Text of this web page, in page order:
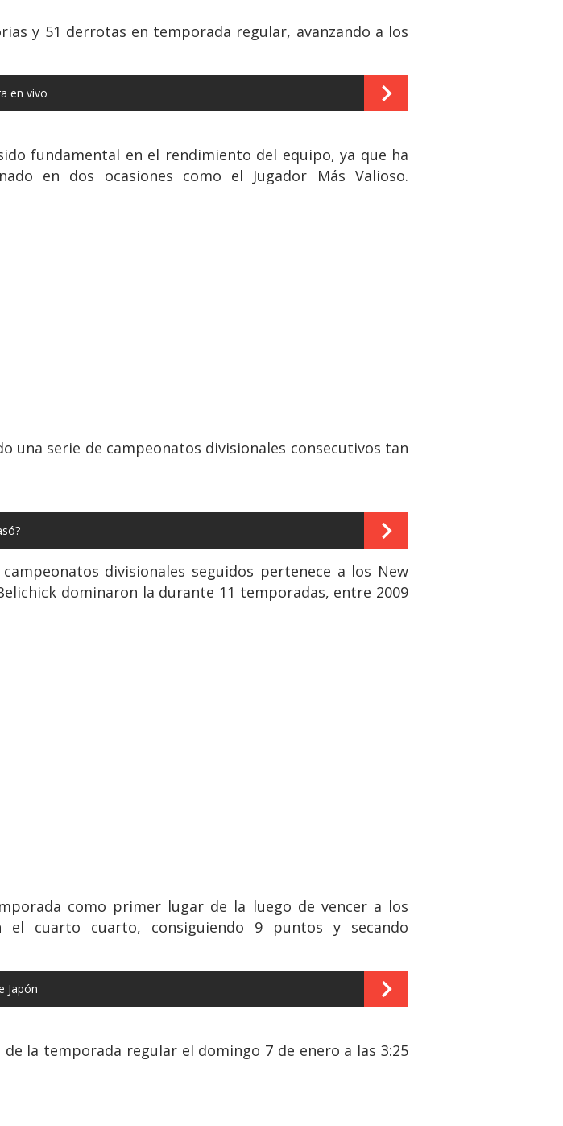
y 51 derrotas en temporada regular, avanzando a los
en vivo
fundamental en el rendimiento del equipo, ya que ha
en dos ocasiones como el Jugador Más Valioso.
una serie de campeonatos divisionales consecutivos tan
divisionales seguidos pertenece a los New
dominaron la durante 11 temporadas, entre 2009
como primer lugar de la luego de vencer a los
cuarto cuarto, consiguiendo 9 puntos y secando
Japón
la temporada regular el domingo 7 de enero a las 3:25